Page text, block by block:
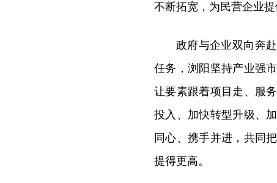
不断拓宽，为民营企业提
政府与企业双向奔
任务，浏阳坚持产业强
让要素跟着项目走、服
投入、加快转型升级、
同心、携手并进，共同
提得更高。